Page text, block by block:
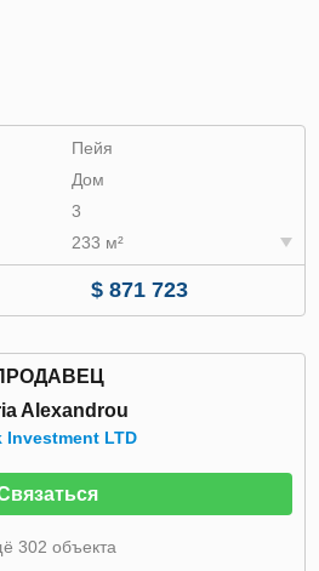
Пейя
Дом
3
233 м²
$ 871 723
Alexandrou
Investment LTD
302 объекта